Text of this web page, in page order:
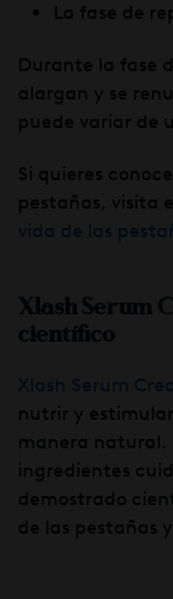
La fase de
Durante la fase
alargan y se
puede variar de
Si quieres
pestañas, visita
vida de las
Xlash Serum
científico
Xlash Serum
nutrir y
manera natural.
ingredientes
demostrado
de las pestañas